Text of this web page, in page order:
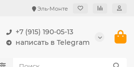
Эль-Монте
+7 (915) 190-05-13
написать в Telegram